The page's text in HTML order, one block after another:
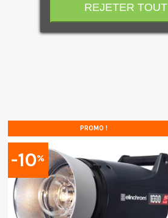
-10%
PROMO !
REJETER TOUT